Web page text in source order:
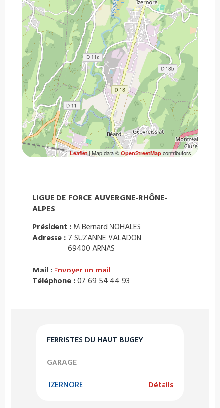
FERRISTES DU HAUT BUGEY
GARAGE
IZERNORE Détails
Leaflet| Map data © OpenStreetMapcontributors
LIGUE DE FORCE AUVERGNE-RHÔNE-
ALPES
Président : M Bernard NOHALES
Adresse : 7 SUZANNE VALADON
69400 ARNAS
Mail : Envoyer un mail
Téléphone :07 69 54 44 93